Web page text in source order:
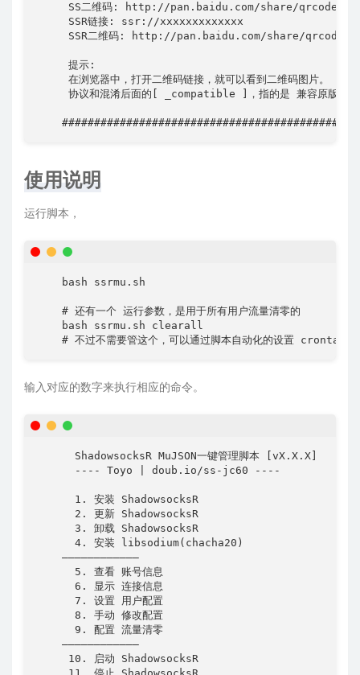
SS二维码: http://pan.baidu.com/share/
     SSR链接: ssr://xxxxxxxxxxxxx
SSR二维码: http://pan.baidu.com/share/
     提示:
     在浏览器中，打开二维码链接，就可以看到二维码图片。
协议和混淆后面的[ _compatible ]，指的是 兼容原版协
使用说明
运行脚本，
    bash ssrmu.sh
    # 还有一个 运行参数，是用于所有用户流量清零的
    bash ssrmu.sh clearall
# 不过不需要管这个，可以通过脚本自动化的设置 crontab
输入对应的数字来执行相应的命令。
      ShadowsocksR MuJSON一键管理脚本 [vX.X.X]
      ---- Toyo | doub.io/ss-jc60 ----
      1. 安装 ShadowsocksR
      2. 更新 ShadowsocksR
      3. 卸载 ShadowsocksR
      4. 安装 libsodium(chacha20)
    ————————————
      5. 查看 账号信息
      6. 显示 连接信息
      7. 设置 用户配置
      8. 手动 修改配置
      9. 配置 流量清零
    ————————————
     10. 启动 ShadowsocksR
     11. 停止 ShadowsocksR